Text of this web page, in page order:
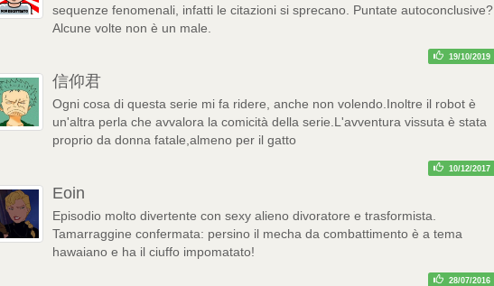
sequenze fenomenali, infatti le citazioni si sprecano. Puntate autoconclusive?
Alcune volte non è un male.
19/10/2019
信仰君
Ogni cosa di questa serie mi fa ridere, anche non volendo.Inoltre il robot è
un'altra perla che avvalora la comicità della serie.L'avventura vissuta è stata
proprio da donna fatale,almeno per il gatto
10/12/2017
Eoin
Episodio molto divertente con sexy alieno divoratore e trasformista.
Tamarraggine confermata: persino il mecha da combattimento è a tema
hawaiano e ha il ciuffo impomatato!
28/07/2016